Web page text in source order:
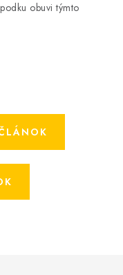
obuvi týmto